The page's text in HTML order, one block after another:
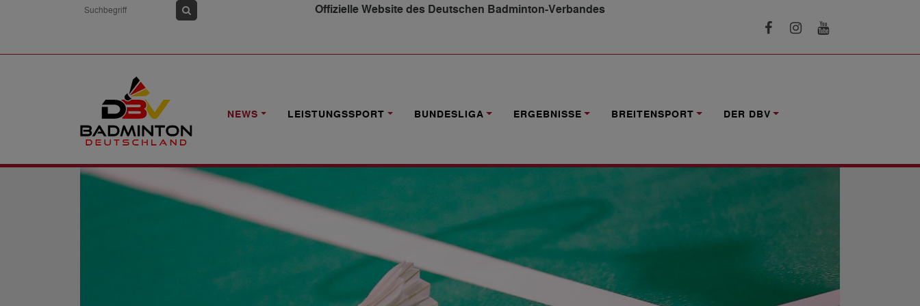
Offizielle Website des Deutschen Badminton-Verbandes
NEWS LEISTUNGSSPORT BUNDESLIGA ERGEBNISSE BREITENSPORT DER DBV
NEWS